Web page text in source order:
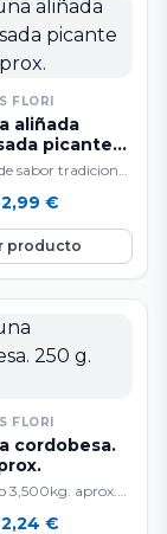
FLORI
aliñada
picante
sabor tradicional
2,99 €
producto
FLORI
cordobesa.
3,500kg. aprox.
2,24 €